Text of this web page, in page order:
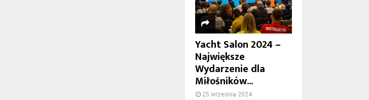
Yacht Salon 2024 –
Największe
Wydarzenie dla
Miłośników...
25 września 2024